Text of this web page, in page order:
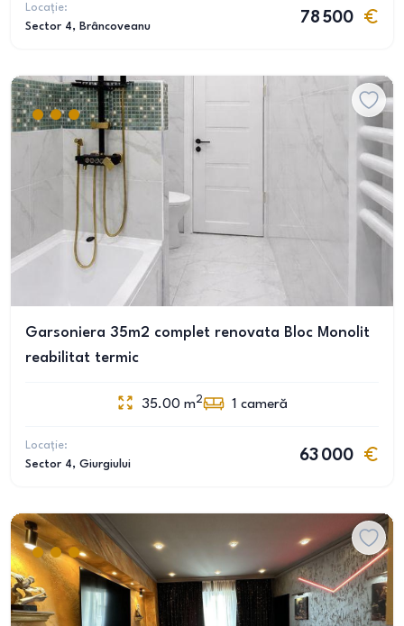
Locație:
Sector 4, Brâncoveanu
78 500
Garsoniera 35m2 complet renovata Bloc Monolit
reabilitat termic
35.00 m2 1 cameră
Locație:
Sector 4, Giurgiului
63 000